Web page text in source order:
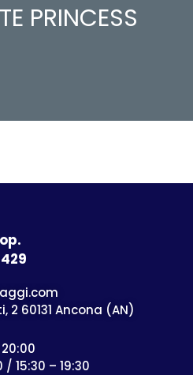
PRINCESS
2 60131 Ancona (AN)
/ 15:30 – 19:30